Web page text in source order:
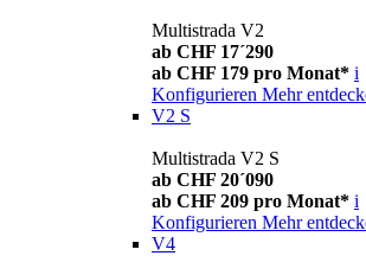
Multistrada V2
ab CHF 17´290
ab CHF 179 pro Monat* i
Konfigurieren Mehr
V2 S
Multistrada V2 S
ab CHF 20´090
ab CHF 209 pro Monat* i
Konfigurieren Mehr
V4